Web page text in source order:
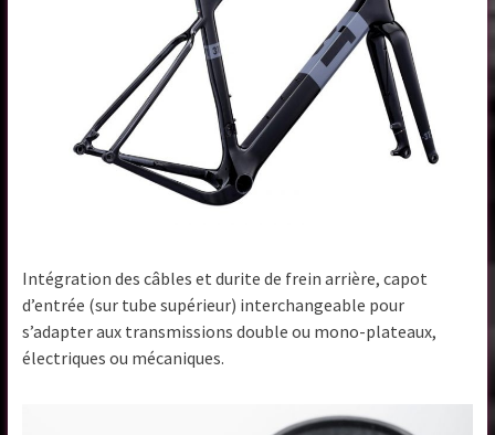
Intégration des câbles et durite de frein arrière, capot
d’entrée (sur tube supérieur) interchangeable pour
s’adapter aux transmissions double ou mono-plateaux,
électriques ou mécaniques.